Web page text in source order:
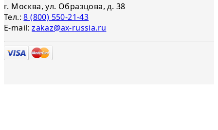
г. Москва, ул. Образцова, д. 38
Тел.:8 (800) 550-21-43
E-mail:zakaz@ax-russia.ru